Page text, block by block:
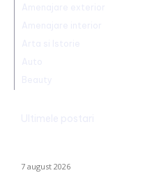
7 august 2026